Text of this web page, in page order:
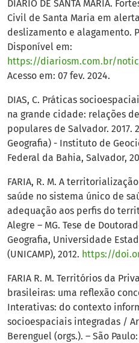
DIÁRIO DE SANTA MARIA.
Civil de Santa Maria em
deslizamento e alagamento.
Disponível em:
https://diariosm.com.br/noticias/geral/
Acesso em: 07 fev. 2024.
DIAS, C. Práticas
na grande cidade: relações
populares de Salvador. 2017.
Geografia) - Instituto de
Federal da Bahia, Salvador,
FARIA, R. M. A
saúde no sistema único de
adequação aos perfis do
Alegre – MG. Tese de
Geografia, Universidade
(UNICAMP), 2012. https://
FARIA R. M. Territórios da
brasileiras: uma reflexão
Interativas: do contexto
socioespaciais integradas /
Berenguel (orgs.). – São Paulo: